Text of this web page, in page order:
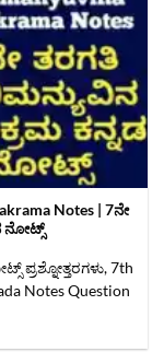
Notes | 7ನೇ
ನೋಟ್ಸ್
ಪ್ರಶ್ನೋತ್ತರಗಳು, 7th
Notes Question